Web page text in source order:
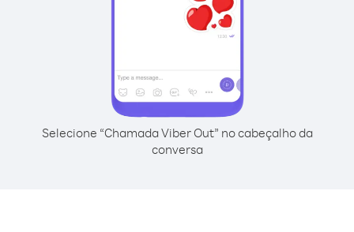
Selecione “Chamada Viber Out” no cabeçalho da
conversa